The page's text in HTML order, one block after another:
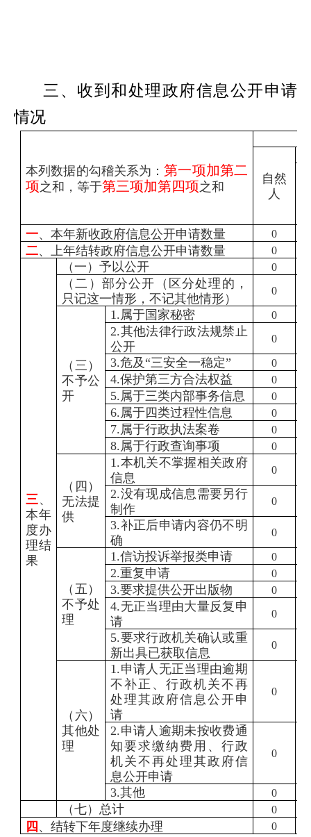
三、收到和处理政府信息公开申请
情况
本列数据的勾稽关系为：第一项加第二
项之和，等于第三项加第四项之和
自然
人
一、本年新收政府信息公开申请数量 0
二、上年结转政府信息公开申请数量 0
三、
本年
度办
理结
果
（一）予以公开 0
（二）部分公开（区分处理的，
只记这一情形，不记其他情形）
0
（三）
不予公
开
1.属于国家秘密 0
2.其他法律行政法规禁止
公开
0
3.危及“三安全一稳定” 0
4.保护第三方合法权益 0
5.属于三类内部事务信息 0
6.属于四类过程性信息 0
7.属于行政执法案卷 0
8.属于行政查询事项 0
（四）
无法提
供
1.本机关不掌握相关政府
信息
0
2.没有现成信息需要另行
制作
0
3.补正后申请内容仍不明
确
0
（五）
不予处
理
1.信访投诉举报类申请 0
2.重复申请 0
3.要求提供公开出版物 0
4.无正当理由大量反复申
请
0
5.要求行政机关确认或重
新出具已获取信息
0
（六）
其他处
理
1.申请人无正当理由逾期
不补正、行政机关不再
处理其政府信息公开申
请
0
2.申请人逾期未按收费通
知要求缴纳费用、行政
机关不再处理其政府信
息公开申请
0
3.其他 0
（七）总计 0
四 、结转下年度继续办理 0